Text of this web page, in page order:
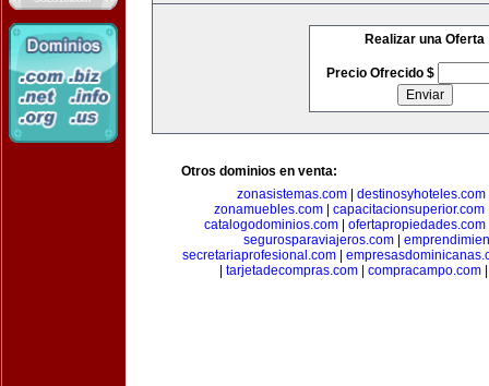
Realizar una Oferta
Precio Ofrecido $
Otros dominios en venta:
zonasistemas.com| destinosyhoteles.com
zonamuebles.com| capacitacionsuperior.com
catalogodominios.com| ofertapropiedades.com
segurosparaviajeros.com
secretariaprofesional.com|
tarjetadecompras.com compracampo.com